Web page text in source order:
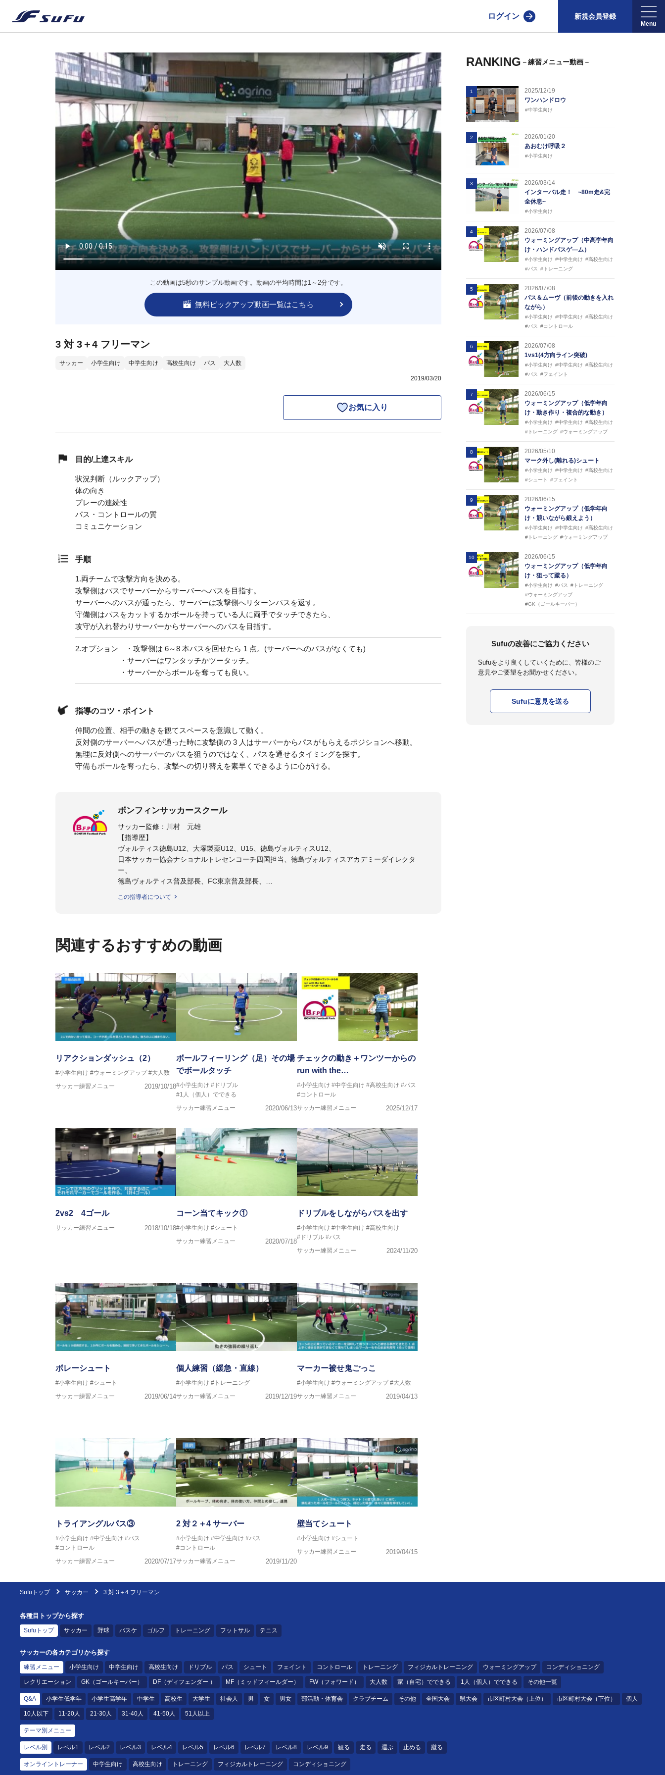
ログイン 新規会員登録
この動画は5秒のサンプル動画です。動画の平均時間は1～2分です。
無料ピックアップ動画一覧はこちら
3 対 3＋4 フリーマン
サッカー 小学生向け 中学生向け 高校生向け パス 大人数
2019/03/20
お気に入り
目的/上達スキル
状況判断（ルックアップ）
体の向き
プレーの連続性
パス・コントロールの質
コミュニケーション
手順
1.両チームで攻撃方向を決める。
攻撃側はパスでサーバーからサーバーへパスを目指す。
サーバーへのパスが通ったら、サーバーは攻撃側へリターンパスを返す。
守備側はパスをカットするかボールを持っている人に両手でタッチできたら、
攻守が入れ替わりサーバーからサーバーへのパスを目指す。
2.オプション ・攻撃側は 6～8 本パスを回せたら 1 点。(サーバーへのパスがなくても)
・サーバーはワンタッチかツータッチ。
・サーバーからボールを奪っても良い。
指導のコツ・ポイント
仲間の位置、相手の動きを観てスペースを意識して動く。
反対側のサーバーへパスが通った時に攻撃側の 3 人はサーバーからパスがもらえるポジションへ移動。
無理に反対側へのサーバーのパスを狙うのではなく、パスを通せるタイミングを探す。
守備もボールを奪ったら、攻撃への切り替えを素早くできるように心がける。
ボンフィンサッカースクール
サッカー監修：川村 元雄
【指導歴】
ヴォルティス徳島U12、大塚製薬U12、U15、徳島ヴォルティスU12、
日本サッカー協会ナショナルトレセンコーチ四国担当、徳島ヴォルティスアカデミーダイレクタ
ー、
徳島ヴォルティス普及部長、FC東京普及部長、
フットサル監修：小西 鉄平
日本サッカー協会フットサルインストラクター、AFC（アジアサッカー連盟）フットサルインスト
ラクター
【資格】
JFA公認A級コーチジェネラルライセンス・JFA公認フットサルB級コーチライセンス
横山 哲久
ASV ペスカドーラ町田 監督、FC VIGORE 監督
日本サッカー協会公認B級ライセンス・日本サッカー協会公認フットサルB級ライセンス
※全コーチボンフィンサッカースクール所属
この指導者について
関連するおすすめの動画
リアクションダッシュ（2）
#小学生向け #ウォーミングアップ #大人数
サッカー練習メニュー
2019/10/18
ボールフィーリング（足）その場
でボールタッチ
#小学生向け #ドリブル
#1人（個人）でできる
サッカー練習メニュー
2020/06/13
チェックの動き＋ワンツーからの
run with the…
#小学生向け #中学生向け #高校生向け #パス
#コントロール
サッカー練習メニュー
2025/12/17
2vs2 4ゴール
サッカー練習メニュー 2018/10/18
コーン当てキック①
#小学生向け #シュート
サッカー練習メニュー
2020/07/18
ドリブルをしながらパスを出す
#小学生向け #中学生向け #高校生向け
#ドリブル #パス
サッカー練習メニュー
2024/11/20
ボレーシュート
#小学生向け #シュート
サッカー練習メニュー
2019/06/14
個人練習（緩急・直線）
#小学生向け #トレーニング
サッカー練習メニュー
2019/12/19
マーカー被せ鬼ごっこ
#小学生向け #ウォーミングアップ #大人数
サッカー練習メニュー
2019/04/13
トライアングルパス③
#小学生向け #中学生向け #パス
#コントロール
サッカー練習メニュー
2020/07/17
2 対２＋4 サーバー
#小学生向け #中学生向け #パス
#コントロール
サッカー練習メニュー
2019/11/20
壁当てシュート
#小学生向け #シュート
サッカー練習メニュー
2019/04/15
RANKING －練習メニュー動画－
1
2025/12/19
ワンハンドロウ
#中学生向け
2
2026/01/20
あおむけ呼吸２
#小学生向け
3
2026/03/14
インターバル走！ ~80m走&完
全休息~
#小学生向け
4
2026/07/08
ウォーミングアップ（中高学年向
け・ハンドパスゲ―ム）
#小学生向け #中学生向け #高校生向け
#パス
#トレーニング
5
2026/07/08
パス＆ムーヴ（前後の動きを入れ
ながら）
#小学生向け #中学生向け #高校生向け
#パス
#コントロール
6
2026/07/08
1vs1(4方向ライン突破)
#小学生向け #中学生向け #高校生向け
#パス
#フェイント
7
2026/06/15
ウォーミングアップ（低学年向
け・動き作り・複合的な動き）
#小学生向け #中学生向け #高校生向け
#トレーニング #ウォーミングアップ
8
2026/05/10
マーク外し(離れる)シュート
#小学生向け #中学生向け #高校生向け
#シュート
#フェイント
9
2026/06/15
ウォーミングアップ（低学年向
け・競いながら鍛えよう）
#小学生向け #中学生向け #高校生向け
#トレーニング #ウォーミングアップ
10
2026/06/15
ウォーミングアップ（低学年向
け・狙って蹴る）
#小学生向け #パス
#トレーニング
#ウォーミングアップ
#GK（ゴールキーパー）
Sufuの改善にご協力ください
Sufuをより良くしていくために、皆様のご
意見やご要望をお聞かせください。
Sufuに意見を送る
Sufuトップ サッカー 3 対 3＋4 フリーマン
各種目トップから探す
Sufuトップ サッカー 野球 バスケ ゴルフ トレーニング フットサル テニス
サッカーの各カテゴリから探す
練習メニュー 小学生向け 中学生向け 高校生向け ドリブル パス シュート フェイント コントロール トレーニング フィジカルトレーニング ウォーミングアップ コンディショニング
レクリエーション GK（ゴールキーパー） DF（ディフェンダー ） MF（ミッドフィールダー） FW（フォワード） 大人数 家（自宅）でできる 1人（個人）でできる その他一覧
Q&A 小学生低学年 小学生高学年 中学生 高校生 大学生 社会人 男 女 男女 部活動・体育会 クラブチーム その他 全国大会 県大会 市区町村大会（上位） 市区町村大会（下位） 個人
10人以下 11-20人 21-30人 31-40人 41-50人 51人以上
テーマ別メニュー
レベル別 レベル1 レベル2 レベル3 レベル4 レベル5 レベル6 レベル7 レベル8 レベル9 観る 走る 運ぶ 止める 蹴る
オンライントレーナー 中学生向け 高校生向け トレーニング フィジカルトレーニング コンディショニング